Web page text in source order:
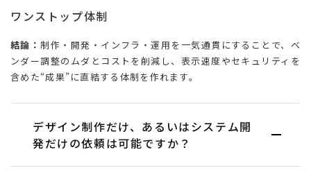
ワンストップ体制
結論：制作・開発・インフラ・運用を一気通貫にすることで、ベ
ンダー調整のムダとコストを削減し、表示速度やセキュリティを
含めた“成果”に直結する体制を作れます。
デザイン制作だけ、あるいはシステム開
発だけの依頼は可能ですか？